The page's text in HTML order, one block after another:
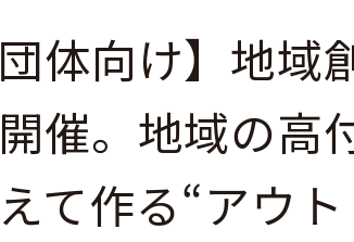
体向け】地域
催。地域の高
て作る“アウ